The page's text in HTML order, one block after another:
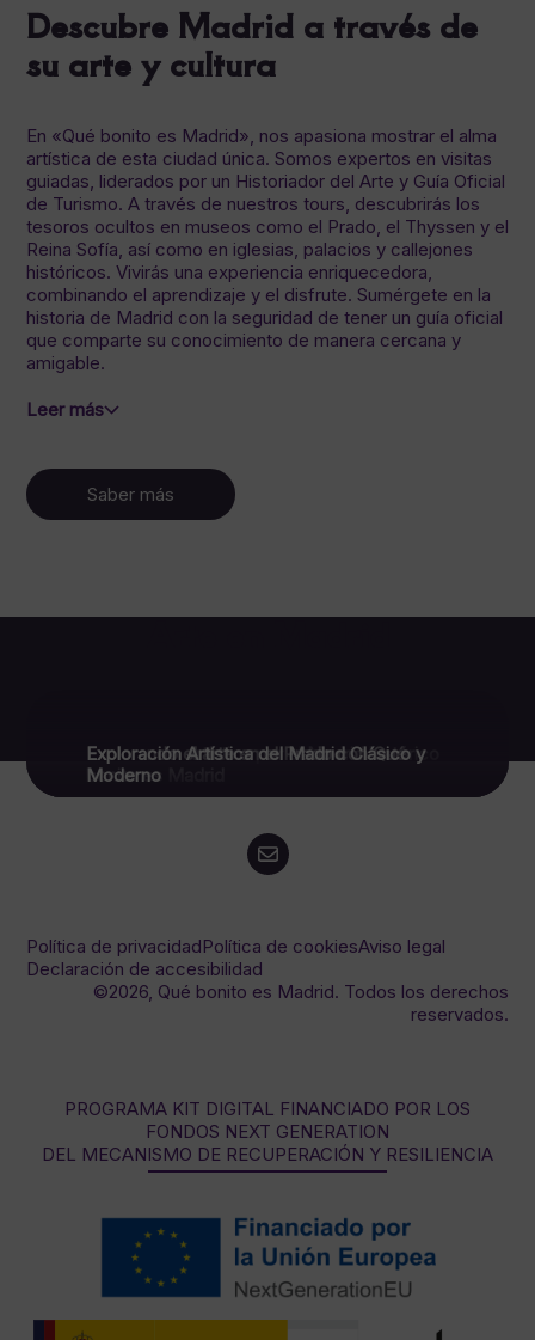
Descubre Madrid a través de
su arte y cultura
En «Qué bonito es Madrid», nos apasiona mostrar el alma
artística de esta ciudad única. Somos expertos en visitas
guiadas, liderados por un Historiador del Arte y Guía Oficial
de Turismo. A través de nuestros tours, descubrirás los
tesoros ocultos en museos como el Prado, el Thyssen y el
Reina Sofía, así como en iglesias, palacios y callejones
históricos. Vivirás una experiencia enriquecedora,
combinando el aprendizaje y el disfrute. Sumérgete en la
historia de Madrid con la seguridad de tener un guía oficial
que comparte su conocimiento de manera cercana y
amigable.
Leer más
Saber más
Exploración artística por el Madrid histórico
Explorando el arte en el Prado con Qué
bonito es Madrid
Exploración Artística del Madrid Clásico y
Moderno
Política de privacidadPolítica de cookiesAviso legal
Declaración de accesibilidad
©2026, Qué bonito es Madrid. Todos los derechos
reservados.
PROGRAMA KIT DIGITAL FINANCIADO POR LOS
FONDOS NEXT GENERATION
DEL MECANISMO DE RECUPERACIÓN Y RESILIENCIA